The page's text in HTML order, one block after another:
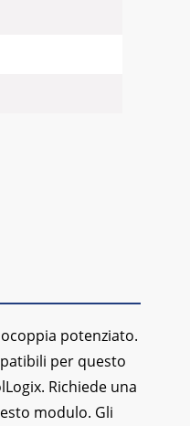
potenziato.
per questo
Richiede una
modulo. Gli